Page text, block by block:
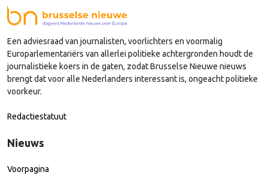
Een adviesraad van journalisten, voorlichters en voormalig
Europarlementariërs van allerlei politieke achtergronden houdt de
journalistieke koers in de gaten, zodat Brusselse Nieuwe nieuws
brengt dat voor alle Nederlanders interessant is, ongeacht politieke
voorkeur.
Redactiestatuut
Nieuws
Voorpagina